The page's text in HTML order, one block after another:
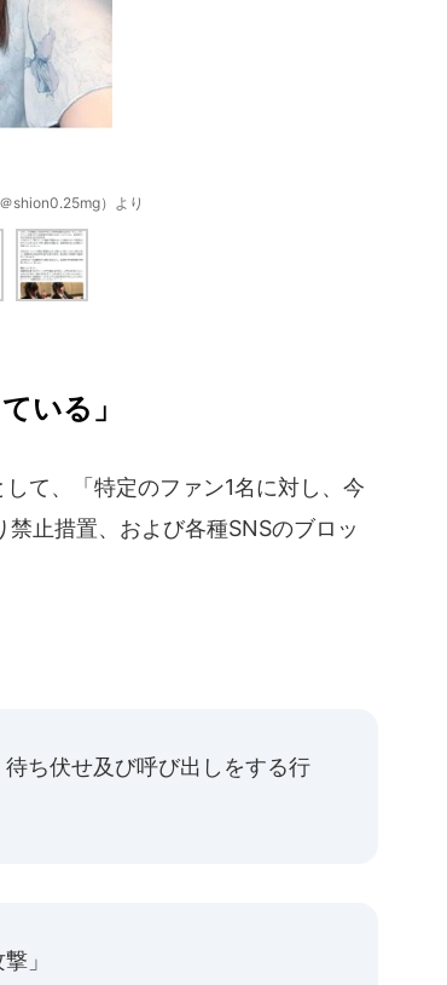
shion0.25mg）より
いる」
て、「特定のファン1名に対し、今
止措置、および各種SNSのブロッ
ち伏せ及び呼び出しをする行
」